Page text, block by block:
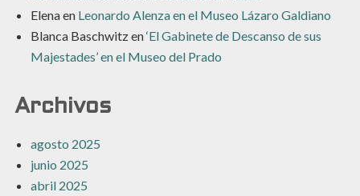
Elenaen Leonardo Alenza en el Museo Lázaro Galdiano
Blanca Baschwitzen‘El Gabinete de Descanso de sus
Majestades’ en el Museo del Prado
Archivos
agosto 2025
junio 2025
abril 2025